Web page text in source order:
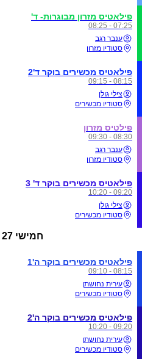
פילאטיס מזרון מבוגרות- ד'
07:25 - 08:25
ענבר רגב
סטודיו מזרון
פילאטיס מכשירים בוקר ד'2
08:15 - 09:15
צילי גולן
סטודיו מכשירים
פילטיס מזרון
08:30 - 09:30
ענבר רגב
סטודיו מזרון
פילאטיס מכשירים בוקר ד' 3
09:20 - 10:20
צילי גולן
סטודיו מכשירים
חמישי 27 אוגוסט
פילאטיס מכשירים בוקר ה'1
08:15 - 09:10
עירית נחושתן
סטודיו מכשירים
פילאטיס מכשירים בוקר ה'2
09:20 - 10:20
עירית נחושתן
סטודיו מכשירים